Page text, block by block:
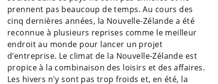
prennent pas beaucoup de temps. Au cours des
cinq dernières années, la Nouvelle-Zélande a été
reconnue à plusieurs reprises comme le meilleur
endroit au monde pour lancer un projet
d'entreprise. Le climat de la Nouvelle-Zélande est
propice à la combinaison des loisirs et des affaires.
Les hivers n'y sont pas trop froids et, en été, la